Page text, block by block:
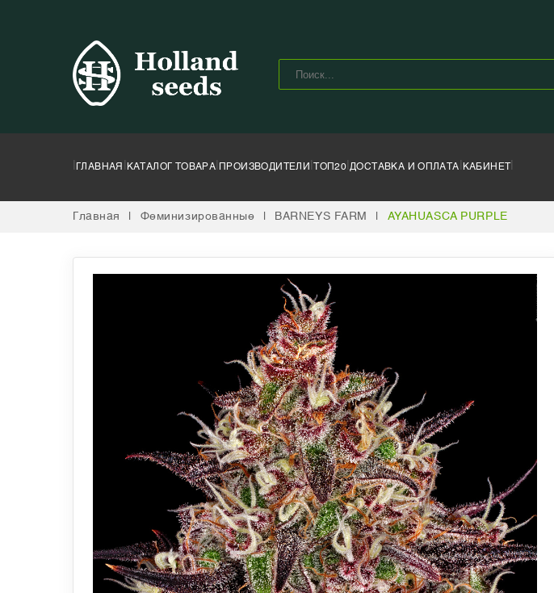
ГЛАВНАЯ КАТАЛОГ ТОВАРА ПРОИЗВОДИТЕЛИ | ТОП20 |ДОСТАВКА И ОПЛАТА КАБИНЕТ |
Главная Феминизированные BARNEYS FARM AYAHUASCA PURPLE